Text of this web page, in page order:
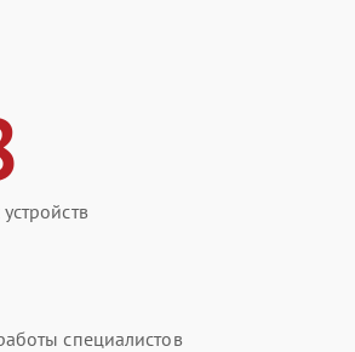
специалистов